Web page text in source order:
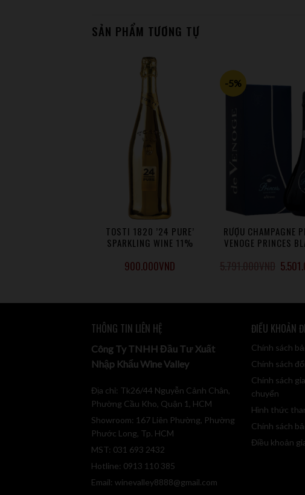
SẢN PHẨM TƯƠNG TỰ
TOSTI 1820 ’24 PURE’
SPARKLING WINE 11%
900.000VND
-5%
RƯỢU CHAMPAGNE
VENOGE PRINCES
THÔNG TIN LIÊN HỆ
Công Ty TNHH Đầu Tư Xuất
Nhập Khẩu Wine Valley
Địa chỉ: Tk26/44 Nguyễn Cảnh Chân,
Phường Cầu Kho, Quận 1, HCM
Showroom: 167 Liên Phường, Phường
Phước Long, Tp. HCM
MST: 031 693 2432
Hotline: 0913 110 385
Email: winevalley8888@gmail.com
ĐIỀU KHOẢN
Chính sách
Chính sách
Chính sách
chuyển
Hình thức
Chính sách
Điều khoản